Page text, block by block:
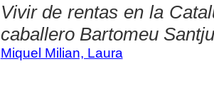
Vivir de rentas en la
caballero Bartomeu
Miquel Milian, Laura